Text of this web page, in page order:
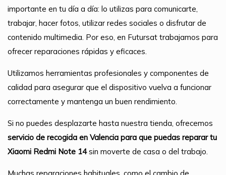
importante en tu día a día: lo utilizas para comunicarte,
trabajar, hacer fotos, utilizar redes sociales o disfrutar de
contenido multimedia. Por eso, en Futursat trabajamos para
ofrecer reparaciones rápidas y eficaces.
Utilizamos herramientas profesionales y componentes de
calidad para asegurar que el dispositivo vuelva a funcionar
correctamente y mantenga un buen rendimiento.
Si no puedes desplazarte hasta nuestra tienda, ofrecemos
servicio de recogida en Valencia para que puedas reparar tu
Xiaomi Redmi Note 14sin moverte de casa o del trabajo.